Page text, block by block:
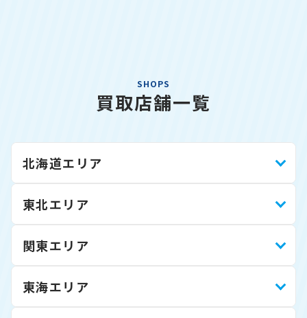
SHOPS
買取店舗一覧
北海道エリア
東北エリア
関東エリア
東海エリア